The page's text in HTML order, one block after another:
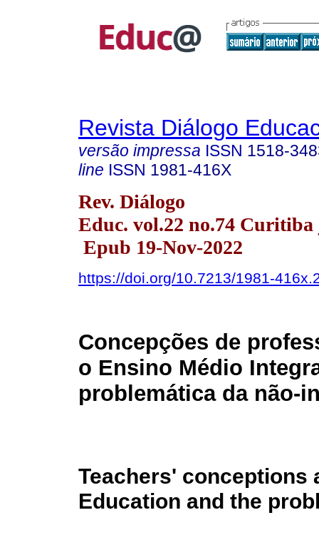
Revista Diálogo
versão impressa ISSN 1518-
line ISSN 1981-416X
Rev. Diálogo
Educ. vol.22 no.74 Curitiba
Epub 19-Nov-2022
https://doi.org/10.7213/1981-
Concepções de
o Ensino Médio
problemática da não-
Teachers' conceptions
Education and the